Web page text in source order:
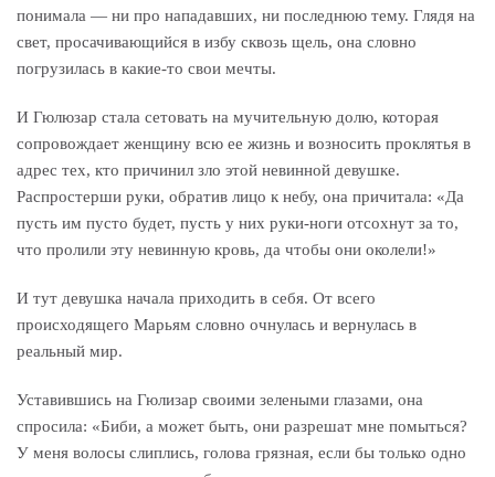
понимала — ни про нападавших, ни последнюю тему. Глядя на
свет, просачивающийся в избу сквозь щель, она словно
погрузилась в какие-то свои мечты.
И Гюлюзар стала сетовать на мучительную долю, которая
сопровождает женщину всю ее жизнь и возносить проклятья в
адрес тех, кто причинил зло этой невинной девушке.
Распростерши руки, обратив лицо к небу, она причитала: «Да
пусть им пусто будет, пусть у них руки-ноги отсохнут за то,
что пролили эту невинную кровь, да чтобы они околели!»
И тут девушка начала приходить в себя. От всего
происходящего Марьям словно очнулась и вернулась в
реальный мир.
Уставившись на Гюлизар своими зелеными глазами, она
спросила: «Биби, а может быть, они разрешат мне помыться?
У меня волосы слиплись, голова грязная, если бы только одно